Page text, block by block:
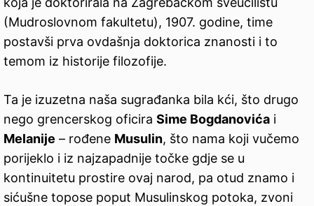
(Mudroslovnom fakultetu), 1907. godine, time
postavši prva ovdašnja doktorica znanosti i to
temom iz historije filozofije.
Ta je izuzetna naša sugrađanka bila kći, što drugo
nego grencerskog oficira Sime Bogdanovića i
Melanije – rođene Musulin, što nama koji vučemo
porijeklo i iz najzapadnije točke gdje se u
kontinuitetu prostire ovaj narod, pa otud znamo i
sićušne topose poput Musulinskog potoka, zvoni